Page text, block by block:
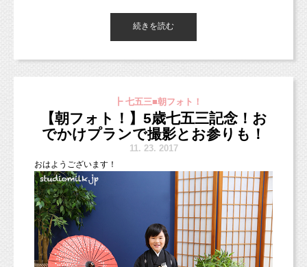
■各種撮影プラン■
■お手軽ネット予約■
https://www.itsuaki.com/yoyaku/webreserve/menusel?
str_id=829&stf_id=0
■インスタグラム■
スタジオミルクオフィシャル
https://www.instagram.com/studio_milk
牧田麻子
https://www.instagram.com/asako_makida
小池加奈
https://www.instagram.com/kk_hpns
奈須歩
https://www.instagram.com/a23_chambre
広告費用の回収ができたのかどうかが、
確認できない広告を出してしまったのです！
つまり、その広告がきっかけとなって
お客さんが来てくれたとわかるような、
そういう仕組みを作っていなかったのです。
例えば、
美穂さんの仕事へのプロ意識には
とても共感し、リスペクトできました。
ランチでおしゃべりするだけのつもりでした
が、
カメラを持ち出した美穂さん。
なんと私を撮影してくれるというのです！！
なんというサプライズ！！
ということで撮影していただいた写真がこちら↓
ハッピーハーフバースデーの可愛いガーランドも使って撮影しま
したよ♪
レモンイエローの背景でポップでかわいい雰囲気に。
シックな色合いでも、カラフルな色合いでも似合う背景カラーで
オススメです！
戌年なので、プルートも一緒に（＾＾）
いらしてくださるので、毎回とっても楽しみです♪
このようにお気に入りグッズなどをお持ちいただいて撮影もOK
です。
2018年お正月ファミリーフォト
http://www.studiomilk.jp/news_dtl/entry/321
続きを読む
┣ 七五三■朝フォト！
【朝フォト！】5歳七五三記念！お
でかけプランで撮影とお参りも！
11. 23. 2017
おはようございます！